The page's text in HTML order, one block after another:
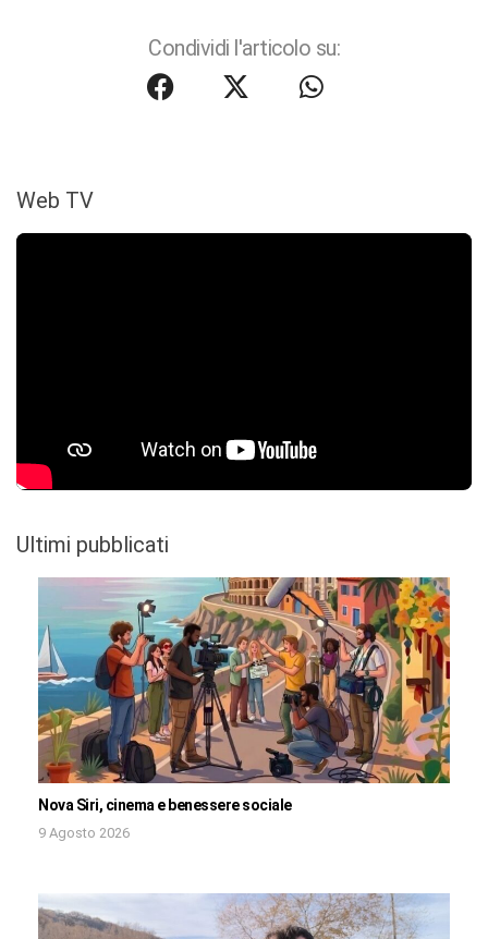
Condividi l'articolo su:
Web TV
Ultimi pubblicati
Nova Siri, cinema e benessere sociale
9 Agosto 2026